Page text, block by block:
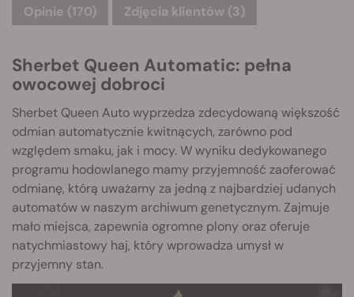
Opinie (170)
Zdjęcia klientów (3)
Sherbet Queen Automatic: pełna
owocowej dobroci
Sherbet Queen Auto wyprzedza zdecydowaną większość
odmian automatycznie kwitnących, zarówno pod
względem smaku, jak i mocy. W wyniku dedykowanego
programu hodowlanego mamy przyjemność zaoferować
odmianę, którą uważamy za jedną z najbardziej udanych
automatów w naszym archiwum genetycznym. Zajmuje
mało miejsca, zapewnia ogromne plony oraz oferuje
natychmiastowy haj, który wprowadza umysł w
przyjemny stan.